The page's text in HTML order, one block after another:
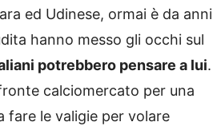
ed Udinese, ormai è da anni
hanno messo gli occhi sul
potrebbero pensare a lui.
calciomercato per una
fare le valigie per volare